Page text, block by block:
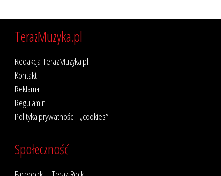
TerazMuzyka.pl
Redakcja TerazMuzyka.pl
Kontakt
Reklama
Regulamin
Polityka prywatności i „cookies”
Społeczność